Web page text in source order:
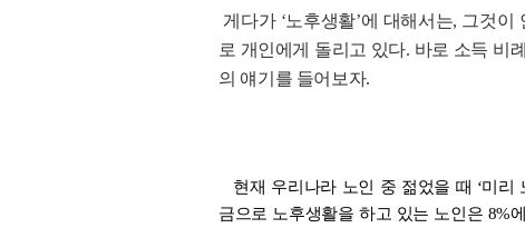
게다가 ‘노후생활’에 대해서는, 그것
로 개인에게 돌리고 있다. 바로 소득 비
의 얘기를 들어보자.
현재 우리나라 노인 중 젊었을 때 ‘미리
금으로 노후생활을 하고 있는 노인은 8%